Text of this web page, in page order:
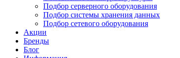
Подбор серверного оборудования
Подбор системы хранения данных
Подбор сетевого оборудования
Акции
Бренды
Блог